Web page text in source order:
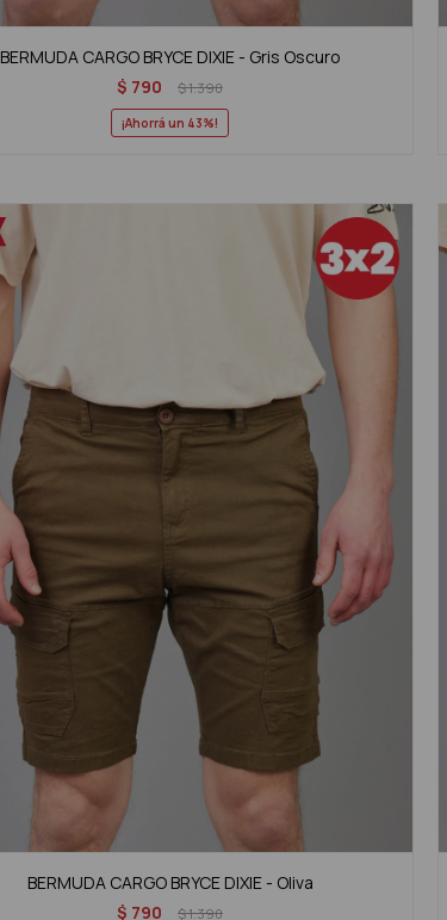
BERMUDA CARGO BRYCE DIXIE - Gris Oscuro
$ 790 $1.390
43
BERMUDA CARGO BRYCE DIXIE - Oliva
$ 790 $1.390